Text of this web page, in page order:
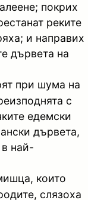
покрих
реките
и направих
дървета на
при шума на
с
едемски
дървета,
най-
които
слязоха